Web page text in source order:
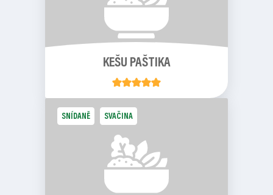
KEŠU PAŠTIKA
SNÍDANĚ SVAČINA